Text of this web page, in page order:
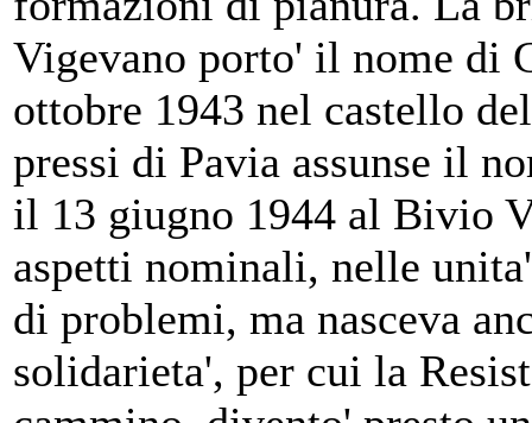
Vigevano porto' il nome di
ottobre 1943 nel castello
pressi di Pavia assunse il
il 13 giugno 1944 al Bivio
aspetti nominali, nelle
di problemi, ma nasceva
solidarieta', per cui la